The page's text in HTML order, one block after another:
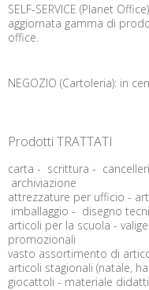
SELF-SERVICE (Planet
aggiornata gamma di
office.
NEGOZIO (Cartoleria): in
Prodotti TRATTATI
carta - scrittura -
archiviazione
attrezzature per ufficio -
imballaggio - disegno
articoli per la scuola -
promozionali
vasto assortimento di
articoli stagionali (natale,
giocattoli - materiale